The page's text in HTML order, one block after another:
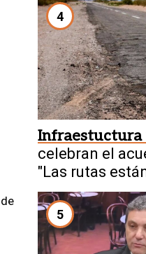
4
Infraestuctura
celebran el
"Las rutas
5